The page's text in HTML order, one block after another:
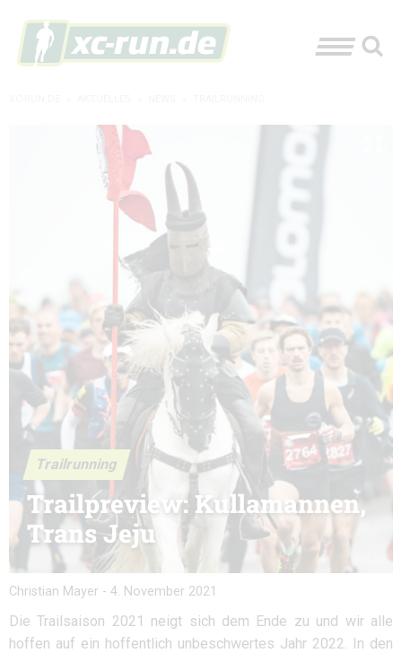
Trailrunning
Trailpreview: Kullamannen,
Trans Jeju
Christian Mayer - 4. November 2021
Die Trailsaison 2021 neigt sich dem Ende zu und wir alle
hoffen auf ein hoffentlich unbeschwertes Jahr 2022. In den